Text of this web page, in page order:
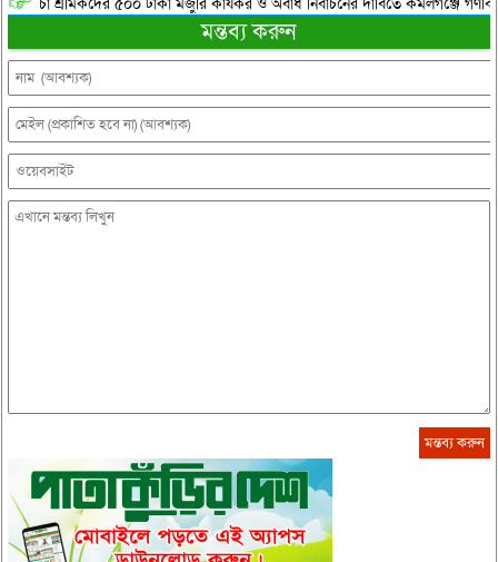
চা শ্রমিকদের ৫০০ টাকা মজুরি কার্যকর ও অবাধ নির্বাচনের দাবিতে কমলগঞ্জে
মন্তব্য করুন